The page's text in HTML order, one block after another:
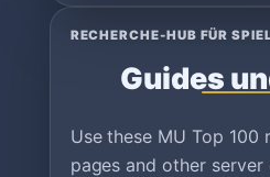
RECHERCHE-HUB FÜR
Guides
Use these MU Top
pages and other server